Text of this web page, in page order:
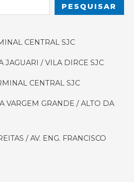
PESQUISAR
CENTRAL SJC
JAGUARI / VILA DIRCE SJC
CENTRAL SJC
VARGEM GRANDE / ALTO DA
/ AV. ENG. FRANCISCO